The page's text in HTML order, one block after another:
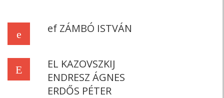
e ef ZÁMBÓ ISTVÁN
E
EL KAZOVSZKIJ
ENDRESZ ÁGNES
ERDŐS PÉTER